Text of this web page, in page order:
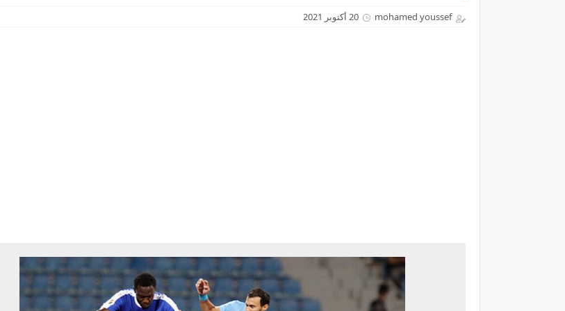
mohamed youssef 20 أكتوبر 2021